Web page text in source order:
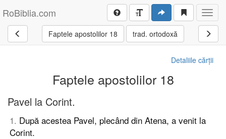
RoBiblia.com
Faptele apostolilor 18 trad. ortodoxă
Detaliile cărții
Faptele apostolilor 18
Pavel la Corint.
1. După acestea Pavel, plecând din Atena, a venit la
Corint.